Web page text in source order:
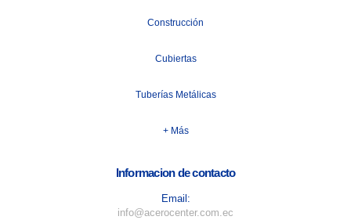
Construcción
Cubiertas
Tuberías Metálicas
+ Más
Informacion de contacto
Email:
info@acerocenter.com.ec